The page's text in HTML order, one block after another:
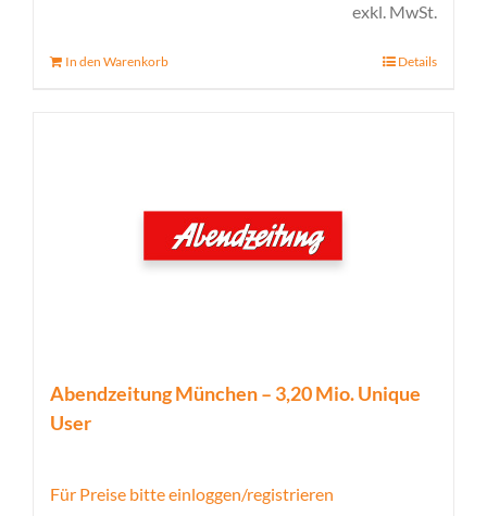
exkl. MwSt.
In den Warenkorb Details
Abendzeitung München – 3,20 Mio. Unique
User
Für Preise bitte einloggen/registrieren